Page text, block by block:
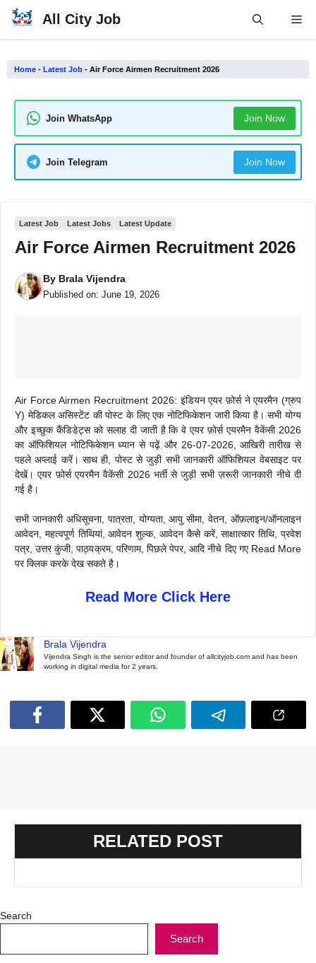
Skip
All City Job
Home - Latest Job - Air Force Airmen Recruitment 2026
Join WhatsApp Join Now
Join Telegram Join Now
Latest Job Latest Jobs Latest Update
Air Force Airmen Recruitment 2026
By Brala Vijendra
Published on: June 19, 2026
Air Force Airmen Recruitment 2026: इंडियन एयर फ़ोर्स ने एयरमैन (ग्रुप
Y) मेडिकल असिस्टेंट की पोस्ट के लिए एक नोटिफिकेशन जारी किया है। सभी योग्य
और इच्छुक कैंडिडेट्स को सलाह दी जाती है कि वे एयर फ़ोर्स एयरमैन वैकेंसी 2026
का ऑफिशियल नोटिफिकेशन ध्यान से पढ़ें और 26-07-2026, आखिरी तारीख से
पहले अप्लाई करें। साथ ही, पोस्ट से जुड़ी सभी जानकारी ऑफिशियल वेबसाइट पर
देखें। एयर फ़ोर्स एयरमैन वैकेंसी 2026 भर्ती से जुड़ी सभी ज़रूरी जानकारी नीचे दी
गई है।
सभी जानकारी अधिसूचना, पात्रता, योग्यता, आयु सीमा, वेतन, ऑफ़लाइन/ऑनलाइन
आवेदन, महत्वपूर्ण तिथियां, आवेदन शुल्क, आवेदन कैसे करें, साक्षात्कार तिथि, प्रवेश
पत्र, उत्तर कुंजी, पाठ्यक्रम, परिणाम, पिछले पेपर, आदि नीचे दिए गए Read More
पर क्लिक करके देख सकते है।
Read More Click Here
Brala Vijendra
Vijendra Singh is the senior editor and founder of allcityjob.com and has been
working in digital media for 2 years.
RELATED POST
Search
Search